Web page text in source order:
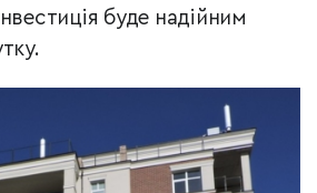
буде надійним